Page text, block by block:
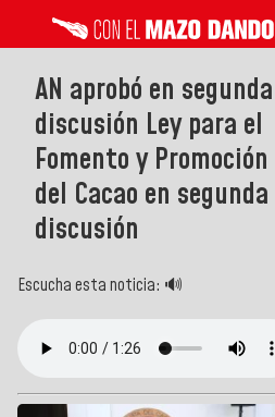
AN aprobó en segunda
discusión Ley para el
Fomento y Promoción
del Cacao en segunda
discusión
Escucha esta noticia: 🔊